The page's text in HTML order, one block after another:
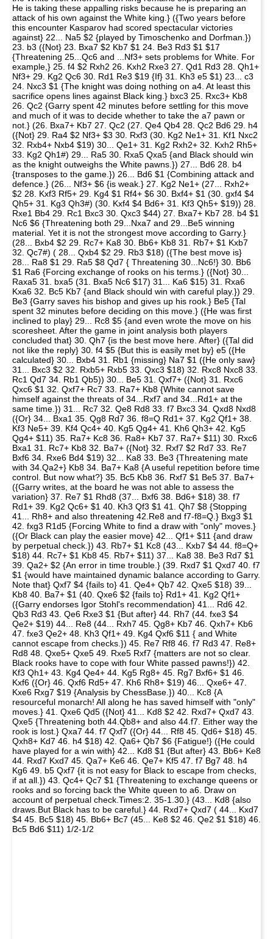
He is taking these appalling risks because he is preparing an
attack of his own against the White king.} ({Two years before
this encounter Kasparov had scored spectacular victories
against} 22... Na5 $2 {played by Timoschenko and Dorfman.})
23. b3 ({Not} 23. Bxa7 $2 Kb7 $1 24. Be3 Rd3 $1 $17
{Threatening 25...Qc6 and ...Nf3+ sets problems for White. For
example,} 25. f4 $2 Rxh2 26. Kxh2 Rxe3 27. Qd1 Rd3 28. Qh1+
Nf3+ 29. Kg2 Qc6 30. Rd1 Re3 $19 {If} 31. Kh3 e5 $1) 23... c3
24. Nxc3 $1 {The knight was doing nothing on a4. At least this
sacrifice opens lines against Black king.} bxc3 25. Rxc3+ Kb8
26. Qc2 {Garry spent 42 minutes before settling for this move
and much of it was to decide whether to take the a7 pawn or
not.} (26. Bxa7+ Kb7 27. Qc2 (27. Qe4 Qb4 28. Qc2 Bd6 29. h4
({Not} 29. Ra4 $2 Nf3+ $3 30. Rxf3 (30. Kg2 Ne1+ 31. Kf1 Nxc2
32. Rxb4+ Nxb4 $19) 30... Qe1+ 31. Kg2 Rxh2+ 32. Kxh2 Rh5+
33. Kg2 Qh1#) 29... Ra5 30. Rxa5 Qxa5 {and Black should win
as the knight outweighs the White pawns.}) 27... Bd6 28. b4
{transposes to the game.}) 26... Bd6 $1 {Combining attack and
defence.} (26... Nf3+ $6 {is weak.} 27. Kg2 Ne1+ (27... Rxh2+
$2 28. Kxf3 Rf5+ 29. Kg4 $1 Rf4+ $6 30. Bxf4+ $1 (30. gxf4 $4
Qh5+ 31. Kg3 Qh3#) (30. Kxf4 $4 Bd6+ 31. Kf3 Qh5+ $19)) 28.
Rxe1 Bb4 29. Rc1 Bxc3 30. Qxc3 $44) 27. Bxa7+ Kb7 28. b4 $1
Nc6 $6 {Threatening both 29...Nxa7 and 29...Be5 winning
material. Yet it is not the strongest move according to Garry.}
(28... Bxb4 $2 29. Rc7+ Ka8 30. Bb6+ Kb8 31. Rb7+ $1 Kxb7
32. Qc7#) ( 28... Qxb4 $2 29. Rb3 $18) ({The best move is}
28... Ra8 $1 29. Ra5 $8 Qd7 { Threatening 30...Nc6!} 30. Bb6
$1 Ra6 {Forcing exchange of rooks on his terms.} ({Not} 30...
Raxa5 31. bxa5 (31. Bxa5 Nc6 $17) 31... Ka6 $15) 31. Rxa6
Kxa6 32. Bc5 Kb7 {and Black should win with careful play.}) 29.
Be3 {Garry saves his bishop and gives up his rook.} Be5 {Tal
spent 32 minutes before deciding on this move.} ({He was first
inclined to play} 29... Rc8 $5 {and even wrote the move on his
scoresheet. After the game in joint analysis both players
concluded that} 30. Qh7 {is the best move here. After} ({Tal did
not like the reply} 30. f4 $5 {But this is easily met by} e5 ({He
calculated} 30... Bxb4 31. Rb1 {missing} Na7 $1 ({He only saw}
31... Bxc3 $2 32. Rxb5+ Rxb5 33. Qxc3 $18) 32. Rxc8 Nxc8 33.
Rc1 Qd7 34. Rb1 Qb5)) 30... Be5 31. Qxf7+ ({Not} 31. Rxc6
Qxc6 $1 32. Qxf7+ Rc7 33. Ra7+ Kb8 {White cannot save
himself against the threats of 34...Rxf7 and 34...Rd1+ at the
same time.}) 31... Rc7 32. Qe8 Rd8 33. f7 Bxc3 34. Qxd8 Nxd8
({Or} 34... Bxa1 35. Qg8 Rd7 36. f8=Q Rd1+ 37. Kg2 Qf1+ 38.
Kf3 Ne5+ 39. Kf4 Qc4+ 40. Kg5 Qg4+ 41. Kh6 Qh3+ 42. Kg5
Qg4+ $11) 35. Ra7+ Kc8 36. Ra8+ Kb7 37. Ra7+ $11) 30. Rxc6
Bxa1 31. Rc7+ Kb8 32. Ba7+ ({Not} 32. Rxf7 $2 Rd7 33. Re7
Bxf6 34. Rxe6 Bd4 $19) 32... Ka8 33. Be3 {Threatening mate
with 34.Qa2+} Kb8 34. Ba7+ Ka8 {A useful repetition before time
control. But now what?} 35. Bc5 Kb8 36. Rxf7 $1 Be5 37. Ba7+
({Garry writes, at the board he was not able to assess the
variation} 37. Re7 $1 Rhd8 (37... Bxf6 38. Bd6+ $18) 38. f7
Rd1+ 39. Kg2 Qc6+ $1 40. Kh3 Qf3 $1 41. Qh7 $8 {Stopping
41... Rh8+ and also threatening 42.Re8 and f7-f8=Q.} Bxg3 $1
42. fxg3 R1d5 {Forcing White to find a draw with "only" moves.}
({Or Black can play the easier move} 42... Qf1+ $11 {and draw
by perpetual check.}) 43. Rb7+ $1 Kc8 (43... Kxb7 $4 44. f8=Q+
$18) 44. Rc7+ $1 Kb8 45. Rb7+ $11) 37... Ka8 38. Be3 Rd7 $1
39. Qa2+ $2 {An error in time trouble.} (39. Rxd7 $1 Qxd7 40. f7
$1 {would have maintained dynamic balance according to Garry.
Note that} Qxf7 $4 {fails to} 41. Qe4+ Qb7 42. Qxe5 $18) 39...
Kb8 40. Ba7+ $1 (40. Qxe6 $2 {fails to} Rd1+ 41. Kg2 Qf1+
({Garry endorses Igor Stohl's recommendation} 41... Rd6 42.
Qb3 Rd3 43. Qe6 Rxe3 $1 {But after} 44. Rh7 (44. fxe3 $4
Qe2+ $19) 44... Re8 (44... Rxh7 45. Qg8+ Kb7 46. Qxh7+ Kb6
47. fxe3 Qe2+ 48. Kh3 Qf1+ 49. Kg4 Qxf6 $11 { and White
cannot escape from checks.}) 45. Re7 Rf8 46. f7 Rd3 47. Re8+
Rd8 48. Qxe5+ Qxe5 49. Rxe5 Rxf7 {matters are not so clear.
Black rooks have to cope with four White passed pawns!}) 42.
Kf3 Qh1+ 43. Kg4 Qe4+ 44. Kg5 Rg8+ 45. Rg7 Bxf6+ $1 46.
Kxf6 ({Or} 46. Qxf6 Rd5+ 47. Kh6 Rh8+ $19) 46... Qxe6+ 47.
Kxe6 Rxg7 $19 {Analysis by ChessBase.}) 40... Kc8 {A
resourceful monarch! All along he has saved himself with "only"
moves.} 41. Qxe6 Qd5 ({Not} 41... Kd8 $2 42. Rxd7+ Qxd7 43.
Qxe5 {Threatening both 44.Qb8+ and also 44.f7. Either way the
rook is lost.} Qxa7 44. f7 Qxf7 ({Or} 44... Rf8 45. Qd6+ $18) 45.
Qxh8+ Kd7 46. h4 $18) 42. Qa6+ Qb7 $6 {Fatigue!} ({He could
have played for a win with} 42... Kd8 $1 {But after} 43. Bb6+ Ke8
44. Rxd7 Kxd7 45. Qa7+ Ke6 46. Qe7+ Kf5 47. f7 Bg7 48. h4
Kg6 49. b5 Qxf7 {it is not easy for Black to escape from checks,
if at all.}) 43. Qc4+ Qc7 $1 {Threatening to exchange queens or
rooks and so forcing back the White queen to a6. Draw on
account of perpetual check.Times:2. 35-1.30.} (43... Kd8 {also
draws.But Black has to be careful.} 44. Rxd7+ Qxd7 ( 44... Kxd7
$4 45. Bc5 $18) 45. Bb6+ Bc7 (45... Ke8 $2 46. Qe2 $1 $18) 46.
Bc5 Bd6 $11) 1/2-1/2